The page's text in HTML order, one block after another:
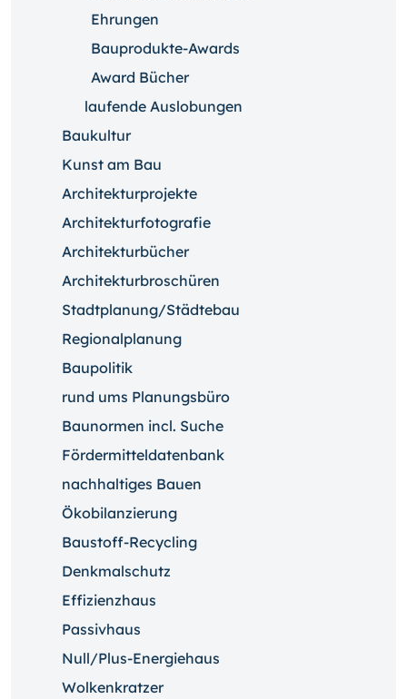
Ehrungen
Bauprodukte-Awards
Award Bücher
laufende Auslobungen
Baukultur
Kunst am Bau
Architekturprojekte
Architekturfotografie
Architekturbücher
Architekturbroschüren
Stadtplanung/Städtebau
Regionalplanung
Baupolitik
rund ums Planungsbüro
Baunormen incl. Suche
Fördermitteldatenbank
nachhaltiges Bauen
Ökobilanzierung
Baustoff-Recycling
Denkmalschutz
Effizienzhaus
Passivhaus
Null/Plus-Energiehaus
Wolkenkratzer